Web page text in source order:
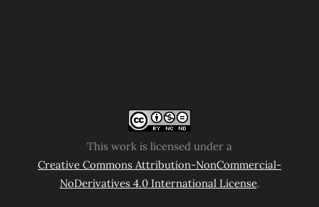
This work is licensed under a
Creative Commons Attribution-NonCommercial-
NoDerivatives 4.0 International License.